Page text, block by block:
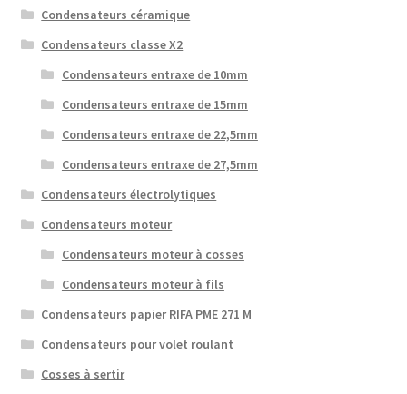
Condensateurs céramique
Condensateurs classe X2
Condensateurs entraxe de 10mm
Condensateurs entraxe de 15mm
Condensateurs entraxe de 22,5mm
Condensateurs entraxe de 27,5mm
Condensateurs électrolytiques
Condensateurs moteur
Condensateurs moteur à cosses
Condensateurs moteur à fils
Condensateurs papier RIFA PME 271 M
Condensateurs pour volet roulant
Cosses à sertir